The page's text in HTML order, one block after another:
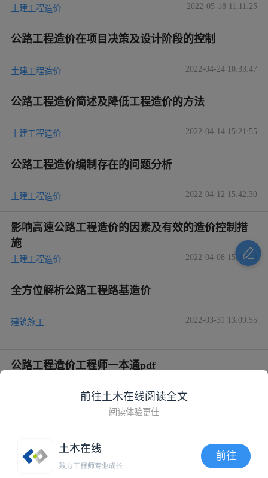
土建工程造价 2022-05-18 11:11:25
公路工程造价在项目决策及设计阶段的控制
土建工程造价 2022-04-24 10:33:47
公路工程造价简述及降低工程造价的方法
土建工程造价 2022-04-14 15:21:55
公路工程造价编制存在的问题分析
土建工程造价 2022-04-12 15:42:30
影响高速公路工程造价的因素及有效的造价控制措
施
土建工程造价 2022-04-08 15:40:13
全方位解析公路工程路基造价
建筑施工 2022-03-31 13:09:55
公路工程造价工程师一本通pdf
2021-11-30 17:19:41
路桥造价 2019-06-26 15:45:00
前往土木在线阅读全文
阅读体验更佳
前往